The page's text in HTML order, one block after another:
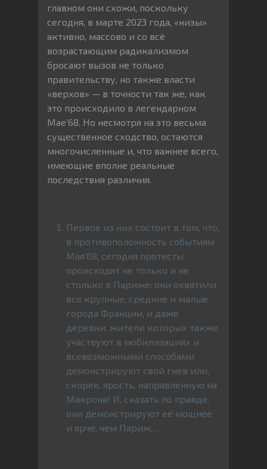
главном они схожи, поскольку
сегодня, в марте 2023 года, «низы»
активно, массово и со всё
возрастающим радикализмом
бросают вызов не только
правительству, но также власти
«верхов» — в точности так же, как
это происходило в легендарном
Мае’68. Но несмотря на это весьма
существенное сходство, остаются
многочисленные и, что важнее всего,
имеющие вполне реальные
последствия различия.
Первое из них состоит в том, что,
в противоположность событиям
Мая’68, сегодня протесты
происходят не только и не
столько в Париже: они охватили
все крупные, средние и малые
города Франции, и даже
деревни, жители которых также
участвуют в мобилизациях и
всевозможными способами
демонстрируют свой гнев или,
скорее, ярость, направленную на
Макрона! И, сказать по правде,
они демонстрируют её мощнее
и ярче, чем Париж…